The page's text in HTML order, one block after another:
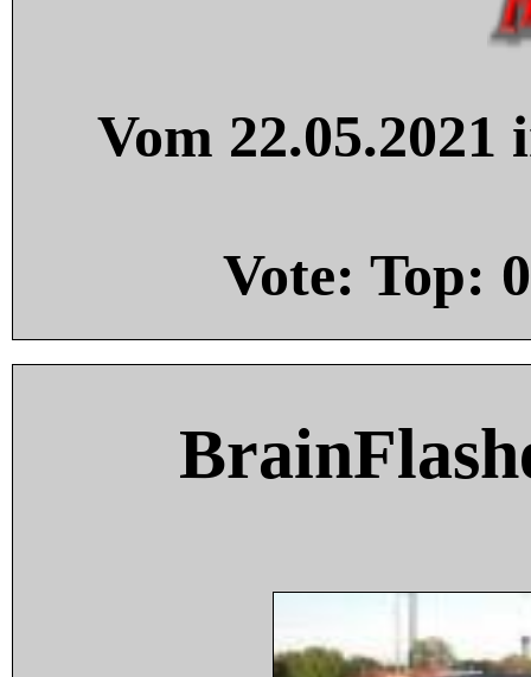
Vom
Vote: Top: 0